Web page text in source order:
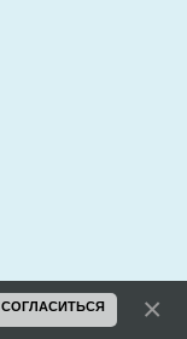
СОГЛАСИТЬСЯ